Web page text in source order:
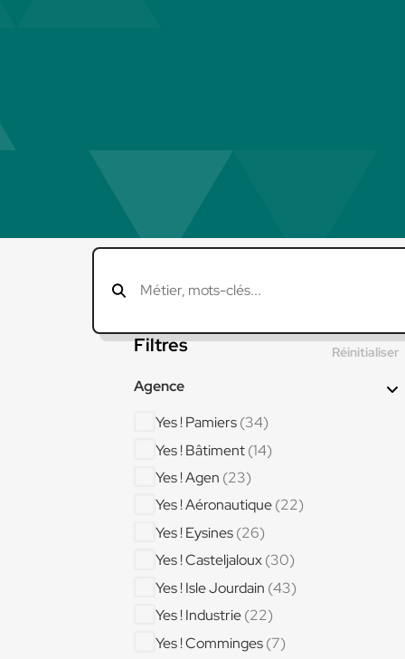
Filtres Réinitialiser
Agence
Yes ! Pamiers(34)
Yes ! Bâtiment(14)
Yes ! Agen (23)
Yes ! Aéronautique(22)
Yes ! Eysines(26)
Yes ! Casteljaloux(30)
Yes ! Isle Jourdain (43)
Yes ! Industrie(22)
Yes ! Comminges(7)